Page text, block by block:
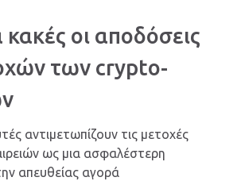
κακές οι αποδόσεις
των crypto-
αντιμετωπίζουν τις μετοχές
ως μια ασφαλέστερη
απευθείας αγορά